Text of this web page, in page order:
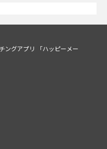
ングアプリ 「ハッピーメー